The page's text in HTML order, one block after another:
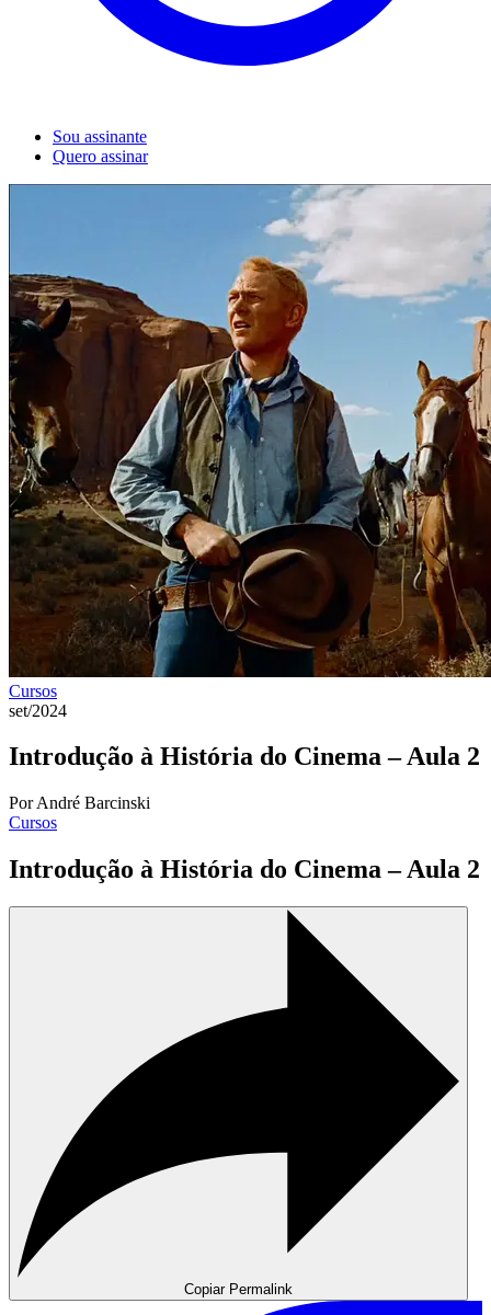
Sou assinante
Quero assinar
Cursos
set/2024
Introdução à História do Cinema – Aula 2
Por André Barcinski
Cursos
Introdução à História do Cinema – Aula 2
Copiar Permalink